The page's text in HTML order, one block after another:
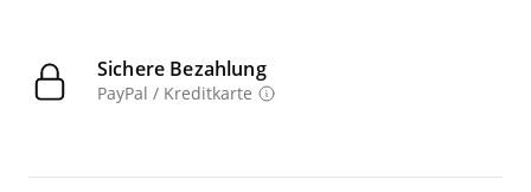
Sichere Bezahlung
PayPal / Kreditkarte